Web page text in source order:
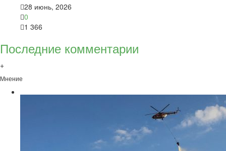
28 июнь, 2026
0
1 366
Последние комментарии
+
Мнение